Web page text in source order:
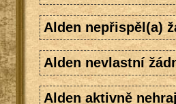
Alden nepřispěl(a)
Alden nevlastní
Alden aktivně